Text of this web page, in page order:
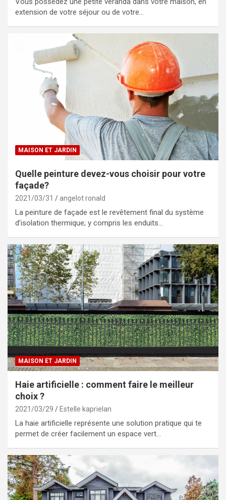
extension de votre séjour ou de votre…
MAISON ET JARDIN
Quelle peinture devez-vous choisir pour votre
façade?
2021/03/31 angelot ronald
La peinture de façade est le revêtement final du système
d’isolation thermique; y compris les enduits…
MAISON ET JARDIN
Haie artificielle : comment faire le meilleur
choix ?
2021/03/29 Estelle kaprielan
La haie artificielle représente une solution pratique qui te
permet de créer facilement un espace vert…